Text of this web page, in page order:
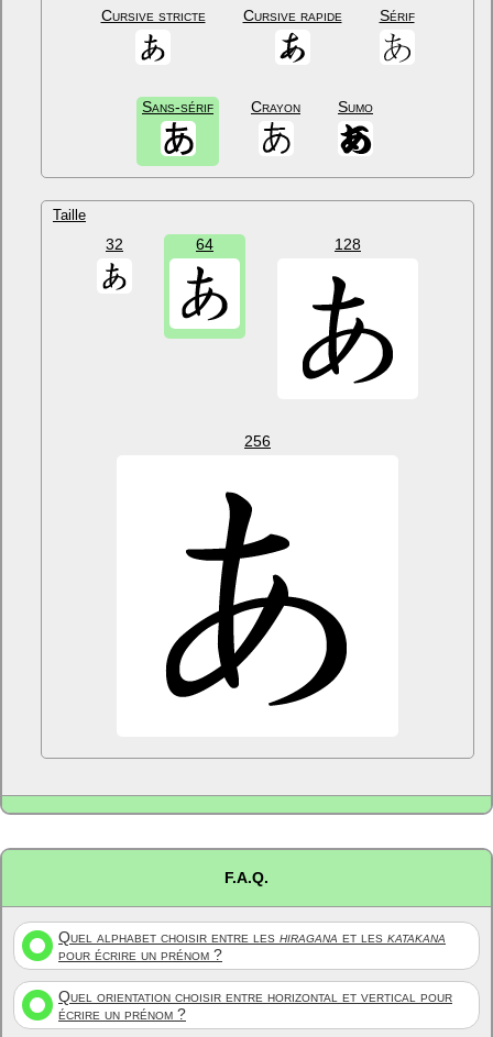
Cursive stricte Cursive rapide Sérif
Sans-sérif Crayon Sumo
Taille
32 64 128
256
F.A.Q.
Quel alphabet choisir entre les hiragana et les katakana
pour écrire un prénom ?
Quel orientation choisir entre horizontal et vertical pour
écrire un prénom ?